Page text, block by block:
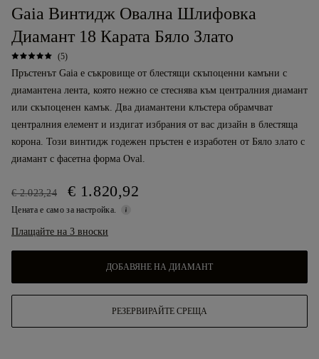
Gaia Винтидж Овална Шлифовка
Диамант 18 Карата Бяло Злато
(5)
Пръстенът Gaia е съкровище от блестящи скъпоценни камъни с
диамантена лента, която нежно се стеснява към централния диамант
или скъпоценен камък. Два диамантени клъстера обрамчват
централния елемент и издигат избрания от вас дизайн в блестяща
корона. Този винтидж годежен пръстен е изработен от Бяло злато с
диамант с фасетна форма Oval.
€ 2.023,24 € 1.820,92
Цената е само за настройка.
Плащайте на 3 вноски
ДОБАВЯНЕ НА ДИАМАНТ
РЕЗЕРВИРАЙТЕ СРЕЩА